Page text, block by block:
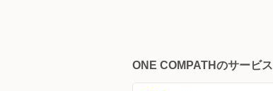
ONE COMPATHのサービス